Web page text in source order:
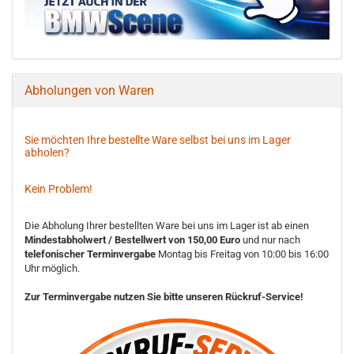
Abholungen von Waren
Sie möchten Ihre bestellte Ware selbst bei uns im Lager
abholen?
Kein Problem!
Die Abholung Ihrer bestellten Ware bei uns im Lager ist ab einen
Mindestabholwert / Bestellwert von 150,00 Euro und nur nach
telefonischer Terminvergabe Montag bis Freitag von 10:00 bis 16:00
Uhr möglich.
Zur Terminvergabe nutzen Sie bitte unseren Rückruf-Service!